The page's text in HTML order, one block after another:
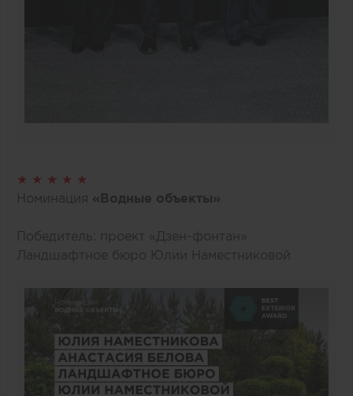
★ ★ ★ ★ ★
Номинация «Водные объекты»
Победитель: проект «Дзен-фонтан»
Ландшафтное бюро Юлии Наместниковой